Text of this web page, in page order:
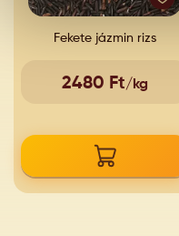
Fekete jázmin rizs
2480 Ft/kg